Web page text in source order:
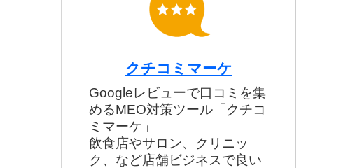
クチコミマーケ
Googleレビューで口コミを集
めるMEO対策ツール「クチコ
ミマーケ」
飲食店やサロン、クリニッ
ク、など店舗ビジネスで良い